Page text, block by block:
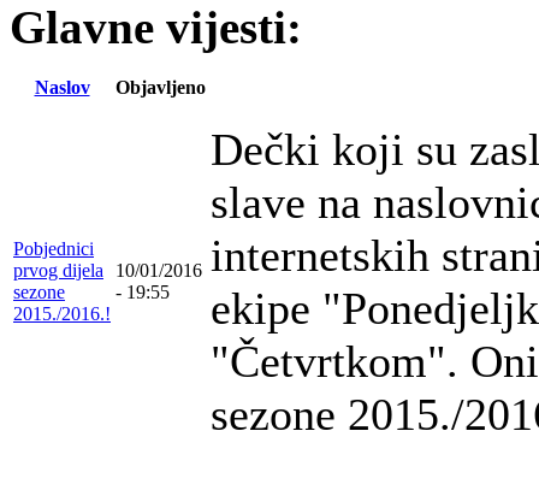
Glavne vijesti:
Naslov Objavljeno
Pobjednici
prvog dijela
sezone
2015./2016.!
10/01/2016
- 19:55
Dečki koji su
slave na
internetskih
ekipe
"Četvrtkom".
sezone 2015./